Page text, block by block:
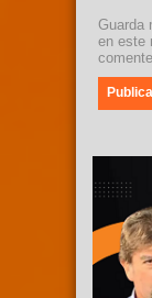
Guarda
en este
comente.